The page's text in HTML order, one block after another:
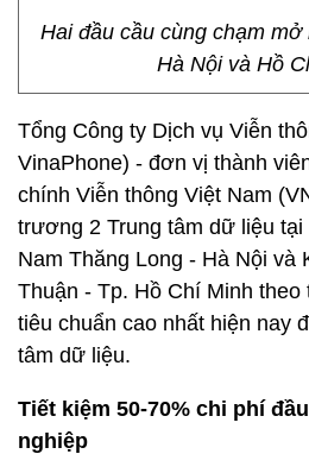
Hai đầu cầu cùng chạm
Hà Nội và Hồ
Tổng Công ty Dịch vụ Viễn
VinaPhone) - đơn vị thành
chính Viễn thông Việt Nam
trương 2 Trung tâm dữ liệu tại
Nam Thăng Long - Hà Nội và
Thuận - Tp. Hồ Chí Minh theo
tiêu chuẩn cao nhất hiện nay
tâm dữ liệu.
Tiết kiệm 50-70% chi phí
nghiệp